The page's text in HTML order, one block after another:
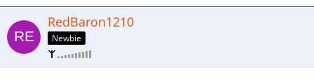
RedBaron1210
Newbie